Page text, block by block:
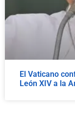
El Vaticano
León XIV a la